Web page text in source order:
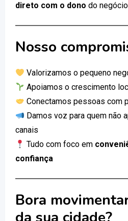
direto com o dono do
Nosso
Valorizamos o pequeno
Apoiamos o crescimento
Conectamos pessoas com
Damos voz para quem não
canais
Tudo com foco em
confiança
Bora